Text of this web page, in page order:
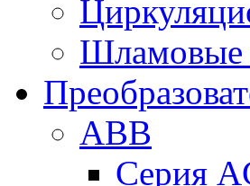
Шламовые
ABB
Серия